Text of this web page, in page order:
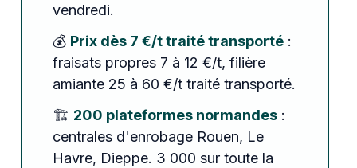
vendredi.
💰 Prix dès 7 €/t traité transporté:
fraisats propres 7 à 12 €/t, filière
amiante 25 à 60 €/t traité transporté.
🏗️ 200 plateformes normandes:
centrales d'enrobage Rouen, Le
Havre, Dieppe. 3 000 sur toute la